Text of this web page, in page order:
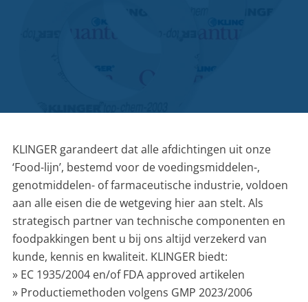
WERKEN BIJ
CONTACT
NLEN
KLINGER garandeert dat alle afdichtingen uit onze
‘Food-lijn’, bestemd voor de voedingsmiddelen-,
genotmiddelen- of farmaceutische industrie, voldoen
aan alle eisen die de wetgeving hier aan stelt. Als
strategisch partner van technische componenten en
foodpakkingen bent u bij ons altijd verzekerd van
kunde, kennis en kwaliteit. KLINGER biedt:
» EC 1935/2004 en/of FDA approved artikelen
» Productiemethoden volgens GMP 2023/2006